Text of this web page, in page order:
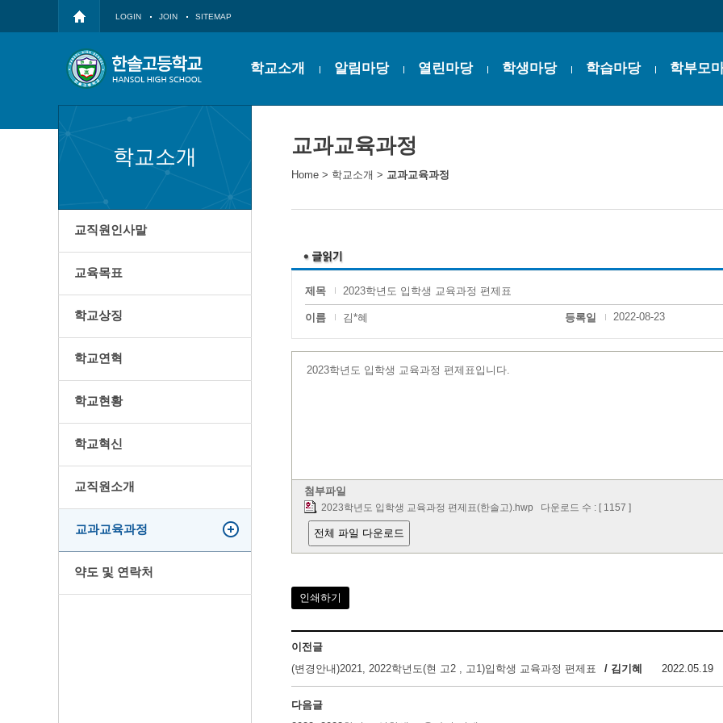
LOGIN JOIN SITEMAP
학교소개 알림마당 열린마당 학생마당 학습마당 학부모
학교소개
교직원인사말
교육목표
학교상징
학교연혁
학교현황
학교혁신
교직원소개
교과교육과정
약도 및 연락처
교과교육과정
Home > 학교소개 > 교과교육과정
제목 2023학년도 입학생 교육과정 편제표
이름 김*혜 등록일 2022-08-23
2023학년도 입학생 교육과정 편제표입니다.
첨부파일
2023학년도 입학생 교육과정 편제표(한솔고).hwp 다운로드 수 : [ 1157 ]
전체 파일 다운로드
인쇄하기
이전글
(변경안내)2021, 2022학년도(현 고2 , 고1)입학생 교육과정 편제표
/ 김기혜 2022.05.19
다음글